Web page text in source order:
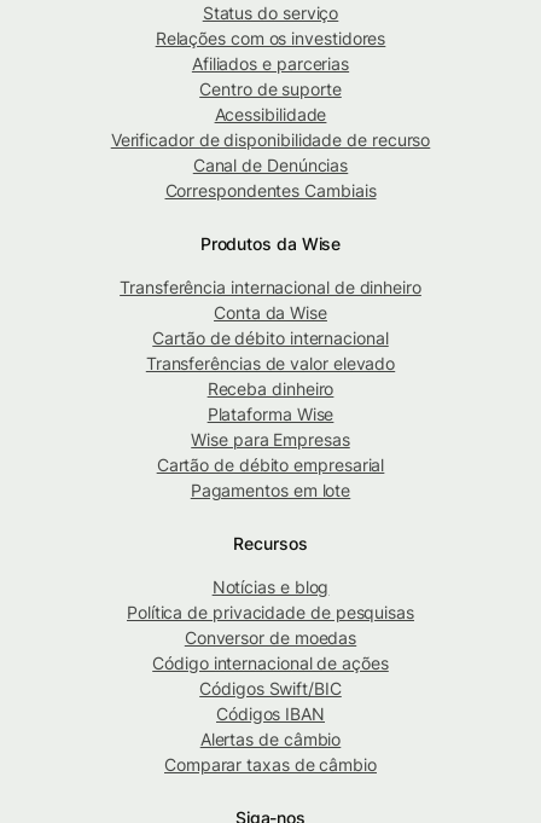
Status do serviço
Relações com os investidores
Afiliados e parcerias
Centro de suporte
Acessibilidade
Verificador de disponibilidade de recurso
Canal de Denúncias
Correspondentes Cambiais
Produtos da Wise
Transferência internacional de dinheiro
Conta da Wise
Cartão de débito internacional
Transferências de valor elevado
Receba dinheiro
Plataforma Wise
Wise para Empresas
Cartão de débito empresarial
Pagamentos em lote
Recursos
Notícias e blog
Política de privacidade de pesquisas
Conversor de moedas
Código internacional de ações
Códigos Swift/BIC
Códigos IBAN
Alertas de câmbio
Comparar taxas de câmbio
Siga-nos